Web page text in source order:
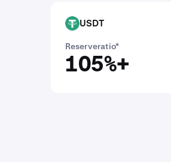
USDT USDT
Reserveratio*
105%+